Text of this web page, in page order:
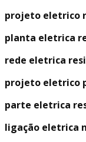
projeto eletrico
planta eletrica
rede eletrica
projeto eletrico
parte eletrica
ligação eletrica